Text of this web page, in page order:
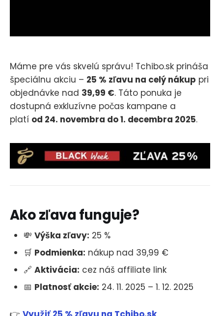
Máme pre vás skvelú správu! Tchibo.sk prináša
špeciálnu akciu – 25 % zľavu na celý nákup pri
objednávke nad 39,99 €. Táto ponuka je
dostupná exkluzívne počas kampane a
platí od 24. novembra do 1. decembra 2025.
Ako zľava funguje?
💸 Výška zľavy: 25 %
🛒 Podmienka: nákup nad 39,99 €
🔗 Aktivácia: cez náš affiliate link
📅 Platnosť akcie: 24. 11. 2025 – 1. 12. 2025